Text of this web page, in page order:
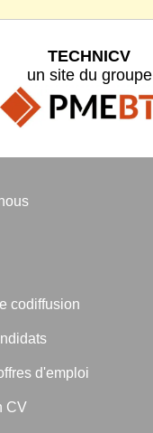
TECHNICV
un site du groupe
codiffusion
d'emploi
CV